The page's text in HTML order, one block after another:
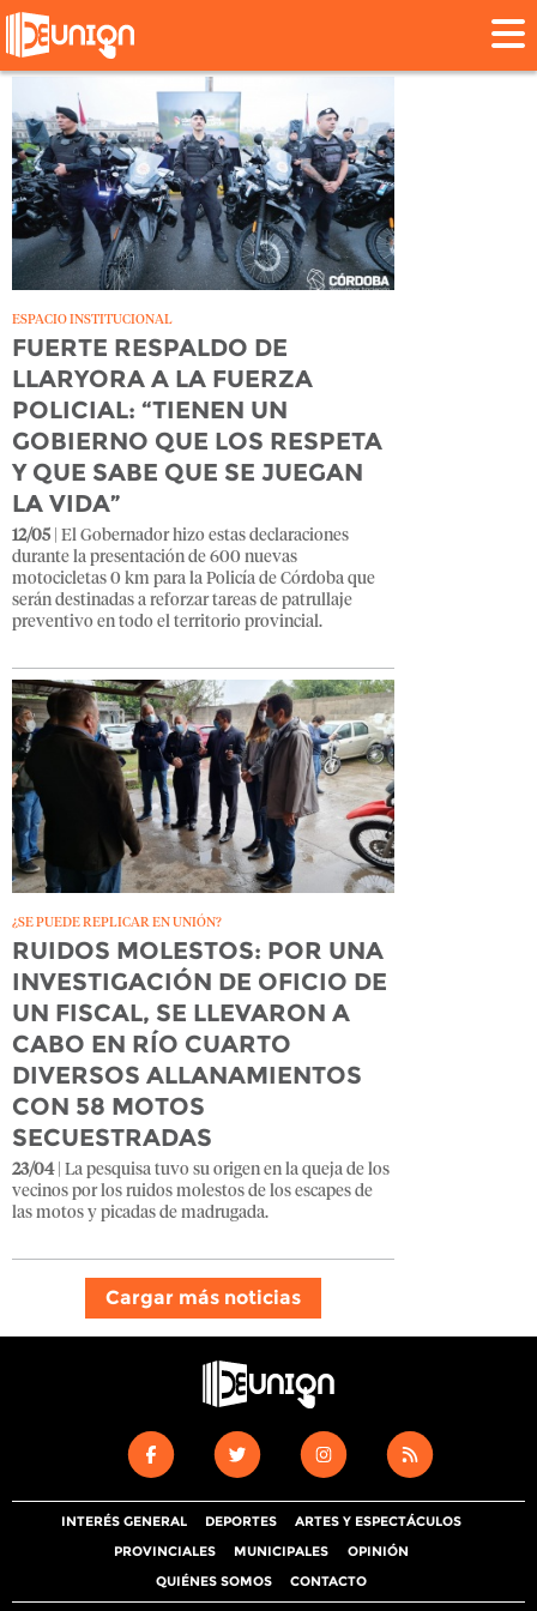
Tag: #Motocicletas
ESPACIO INSTITUCIONAL
FUERTE RESPALDO DE
LLARYORA A LA FUERZA
POLICIAL: “TIENEN UN
GOBIERNO QUE LOS RESPETA
Y QUE SABE QUE SE JUEGAN
LA VIDA”
12/05 | El Gobernador hizo estas declaraciones
durante la presentación de 600 nuevas
motocicletas 0 km para la Policía de Córdoba que
serán destinadas a reforzar tareas de patrullaje
preventivo en todo el territorio provincial.
¿SE PUEDE REPLICAR EN UNIÓN?
RUIDOS MOLESTOS: POR UNA
INVESTIGACIÓN DE OFICIO DE
UN FISCAL, SE LLEVARON A
CABO EN RÍO CUARTO
DIVERSOS ALLANAMIENTOS
CON 58 MOTOS
SECUESTRADAS
23/04| La pesquisa tuvo su origen en la queja de los
vecinos por los ruidos molestos de los escapes de
las motos y picadas de madrugada.
Cargar más noticias
INTERÉS GENERAL DEPORTES
ARTES Y ESPECTÁCULOS
PROVINCIALES
MUNICIPALES
OPINIÓN
QUIÉNES SOMOS
CONTACTO